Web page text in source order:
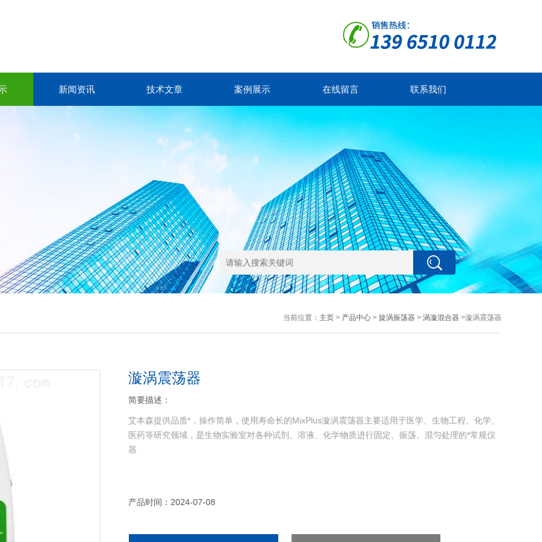
新闻资讯 技术文章 案例展示 在线留言 联系我们
当前位置： 主页> 产品中心> 旋涡振荡器 > 涡漩混合器 >漩涡震荡器
漩涡震荡器
简要描述：
艾本森提供品质*，操作简单，使用寿命长的MixPlus漩涡震荡器主要适用于医学、生物工程、化学、
医药等研究领域，是生物实验室对各种试剂、溶液、化学物质进行固定、振荡、混匀处理的*常规仪
器
产品时间：2024-07-08